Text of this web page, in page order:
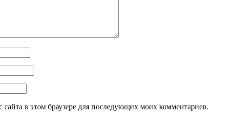
в этом браузере для последующих моих комментариев.